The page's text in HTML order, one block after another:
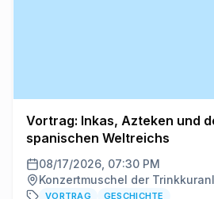
Vortrag: Inkas, Azteken und
spanischen Weltreichs
08/17/2026, 07:30 PM
Konzertmuschel der
VORTRAG GESCHICHTE